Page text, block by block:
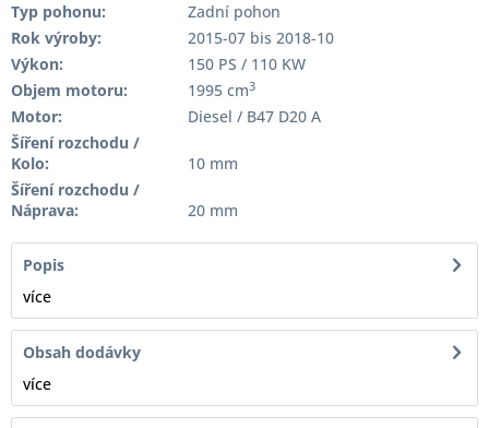
Typ pohonu:
Zadní pohon
Rok výroby:
2015-07 bis 2018-10
Výkon:
150 PS / 110 KW
Objem motoru:
1995 cm3
Motor:
Diesel / B47 D20 A
Šíření rozchodu /
Kolo:
10 mm
Šíření rozchodu /
Náprava:
20 mm
Popis
více
Obsah dodávky
více